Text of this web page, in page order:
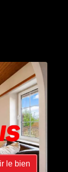
le bien